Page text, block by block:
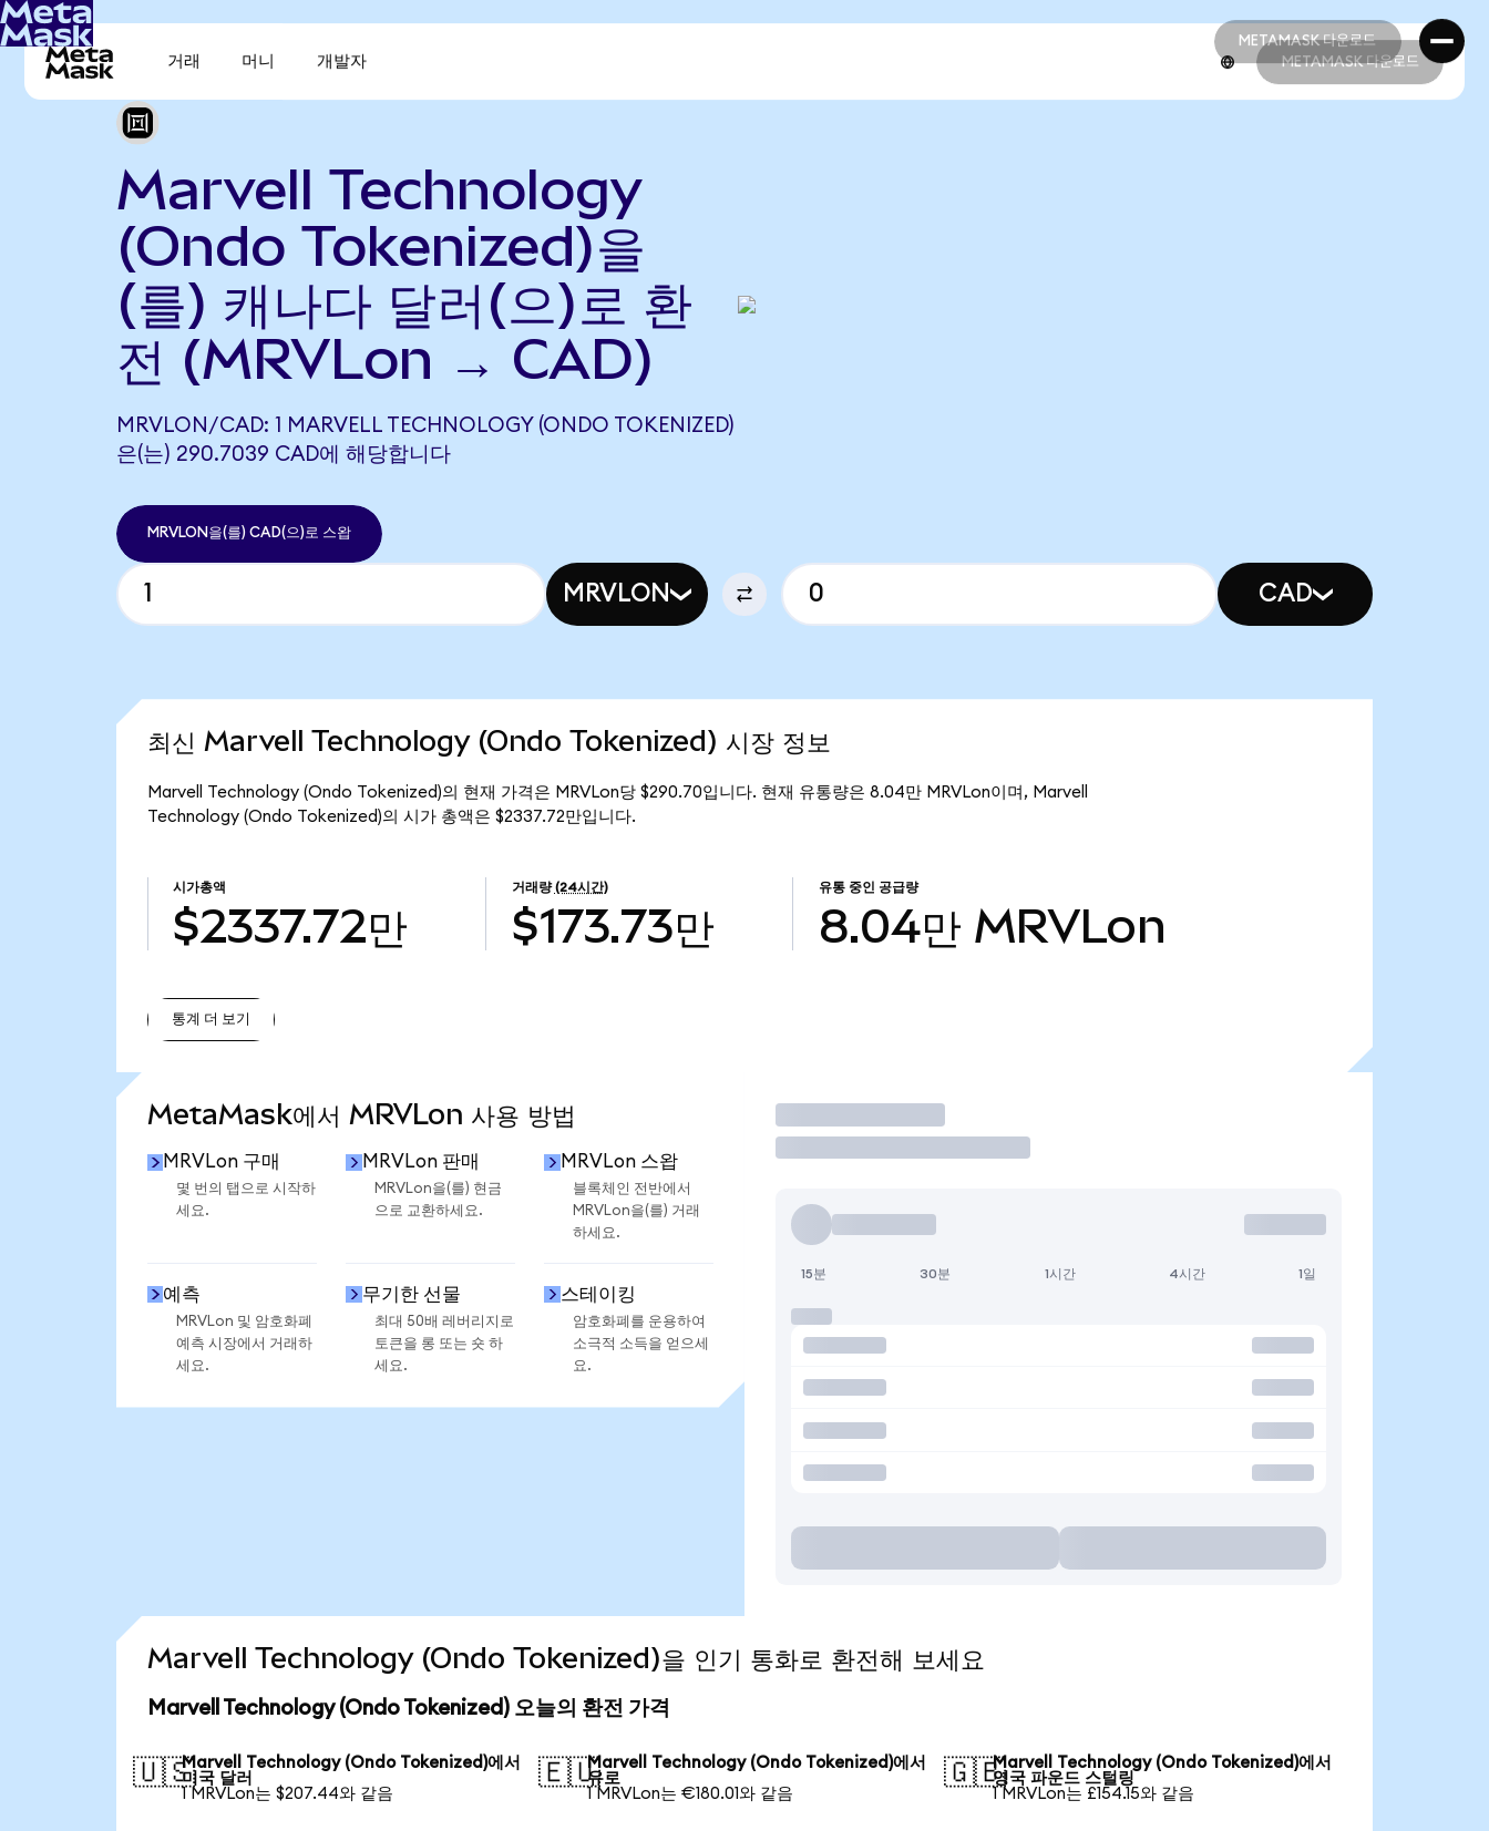
METAMASK 다운로드
METAMASK 다운로드
거래 머니 개발자 METAMASK 다운로드
Marvell Technology
(Ondo Tokenized)을
(를) 캐나다 달러(으)로 환
전 (MRVLon → CAD)
MRVLON/CAD: 1 MARVELL TECHNOLOGY (ONDO TOKENIZED)
은(는) 290.7039 CAD에 해당합니다
MRVLON을(를) CAD(으)로 스왑
MRVLON CAD
최신 Marvell Technology (Ondo Tokenized) 시장 정보
Marvell Technology (Ondo Tokenized)의 현재 가격은 MRVLon당 $290.70입니다. 현재 유통량은 8.04만 MRVLon이며, Marvell
Technology (Ondo Tokenized)의 시가 총액은 $2337.72만입니다.
시가총액
$2337.72만
거래량 (24시간)
$173.73만
유통 중인 공급량
8.04만 MRVLon
통계 더 보기
MetaMask에서 MRVLon 사용 방법
MRVLon 구매
몇 번의 탭으로 시작하
세요.
MRVLon 판매
MRVLon을(를) 현금
으로 교환하세요.
MRVLon 스왑
블록체인 전반에서
MRVLon을(를) 거래
하세요.
예측
MRVLon 및 암호화폐
예측 시장에서 거래하
세요.
무기한 선물
최대 50배 레버리지로
토큰을 롱 또는 숏 하
세요.
스테이킹
암호화폐를 운용하여
소극적 소득을 얻으세
요.
거래
15분 30분 1시간 4시간 1일
Marvell Technology (Ondo Tokenized)을 인기 통화로 환전해 보세요
Marvell Technology (Ondo Tokenized) 오늘의 환전 가격
🇺🇸Marvell Technology (Ondo Tokenized)에서
미국 달러
1 MRVLon는 $207.44와 같음
🇪🇺Marvell Technology (Ondo Tokenized)에서
유로
1 MRVLon는 €180.01와 같음
🇬🇧Marvell Technology (Ondo Tokenized)에서
영국 파운드 스털링
1 MRVLon는 £154.15와 같음